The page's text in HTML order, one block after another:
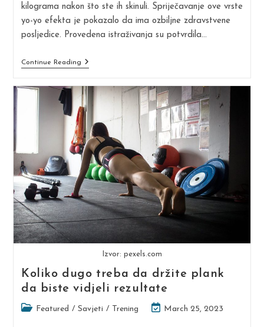
kilograma nakon što ste ih skinuli. Spriječavanje ove vrste
yo-yo efekta je pokazalo da ima ozbiljne zdravstvene
posljedice. Provedena istraživanja su potvrdila…
Continue ReadingJutarnji
Trening
–
Šta
Je
Bolje?
Izvor: pexels.com
Koliko dugo treba da držite plank
da biste vidjeli rezultate
PostFeatured / Savjeti / Trening
PostMarch 25, 2023